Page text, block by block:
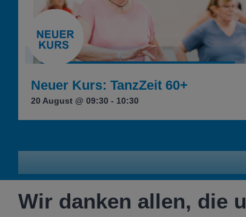
Neuer Kurs: TanzZeit 60+
20 August @ 09:30 - 10:30
Wir danken allen, die